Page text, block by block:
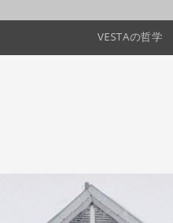
VESTAの哲学